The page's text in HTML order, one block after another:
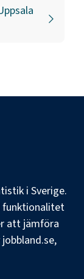
i Sverige.
funktionalitet
att jämföra